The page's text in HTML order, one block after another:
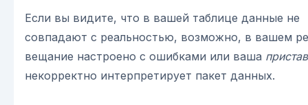
Если вы видите, что в вашей таблице данные не
совпадают с реальностью, возможно, в вашем
вещание настроено с ошибками или ваша
некорректно интерпретирует пакет данных.